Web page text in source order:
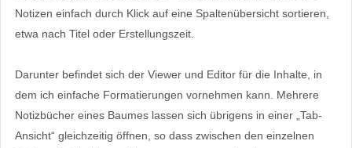
Notizen einfach durch Klick auf eine Spaltenübersicht sortieren,
etwa nach Titel oder Erstellungszeit.
Darunter befindet sich der Viewer und Editor für die Inhalte, in
dem ich einfache Formatierungen vornehmen kann. Mehrere
Notizbücher eines Baumes lassen sich übrigens in einer „Tab-
Ansicht“ gleichzeitig öffnen, so dass zwischen den einzelnen